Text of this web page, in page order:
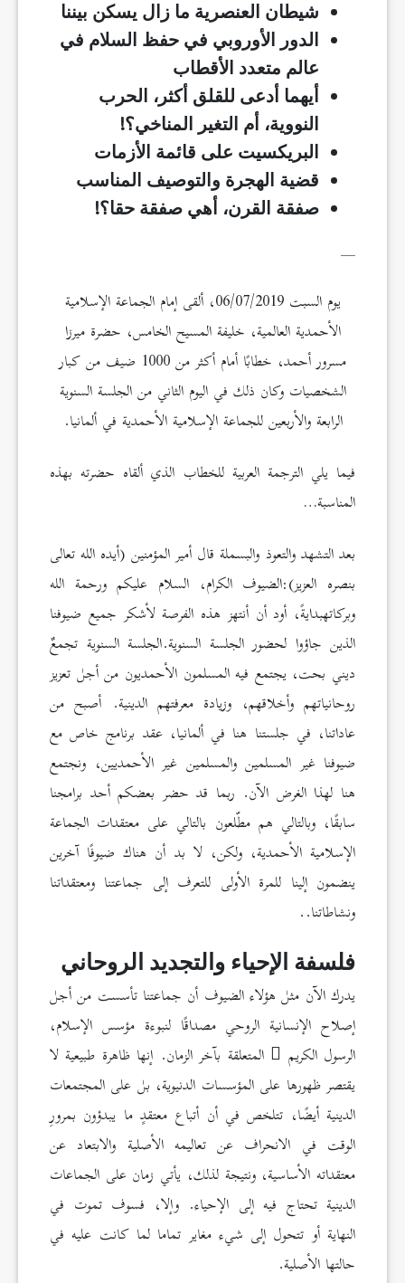
شيطان العنصرية ما زال يسكن بيننا
الدور الأوروبي في حفظ السلام في
عالم متعدد الأقطاب
أيهما أدعى للقلق أكثر، الحرب
النووية، أم التغير المناخي؟!
البريكسيت على قائمة الأزمات
قضية الهجرة والتوصيف المناسب
صفقة القرن، أهي صفقة حقا؟!
__
يوم السبت 06/07/2019، ألقى إمام الجماعة الإسلامية
الأحمدية العالمية، خليفة المسيح الخامس، حضرة ميرزا
مسرور أحمد، خطابًا أمام أكثر من 1000 ضيف من كبار
الشخصيات وكان ذلك في اليوم الثاني من الجلسة السنوية
الرابعة والأربعين للجماعة الإسلامية الأحمدية في ألمانيا.
فيما يلي الترجمة العربية للخطاب الذي ألقاه حضرته بهذه
المناسبة…
بعد التشهد والتعوذ والبسملة قال أمير المؤمنين (أيده الله تعالى
بنصره العزيز):الضيوف الكرام، السلام عليكم ورحمة الله
وبركاتهبدايةً، أود أن أنتهز هذه الفرصة لأشكر جميع ضيوفنا
الذين جاؤوا لحضور الجلسة السنوية.الجلسة السنوية تجمعٌ
ديني بحت، يجتمع فيه المسلمون الأحمديون من أجل تعزيز
روحانياتهم وأخلاقهم، وزيادة معرفتهم الدينية. أصبح من
عاداتنا، في جلستنا هنا في ألمانيا، عقد برنامج خاص مع
ضيوفنا غير المسلمين والمسلمين غير الأحمديين، ونجتمع
هنا لهذا الغرض الآن. ربما قد حضر بعضكم أحد برامجنا
سابقًا، وبالتالي هم مطّلعون بالتالي على معتقدات الجماعة
الإسلامية الأحمدية، ولكن، لا بد أن هناك ضيوفًا آخرين
ينضمون إلينا للمرة الأولى للتعرف إلى جماعتنا ومعتقداتنا
ونشاطاتنا..
فلسفة الإحياء والتجديد الروحاني
يدرك الآن مثل هؤلاء الضيوف أن جماعتنا تأسست من أجل
إصلاح الإنسانية الروحي مصداقًا لنبوءة مؤسس الإسلام،
الرسول الكريم
المتعلقة بآخر الزمان. إنها ظاهرة طبيعية لا
يقتصر ظهورها على المؤسسات الدنيوية، بل على المجتمعات
الدينية أيضًا، تتلخص في أن أتباع معتقدٍ ما يبدؤون بمرورِ
الوقت في الانحراف عن تعاليمه الأصلية والابتعاد عن
معتقداته الأساسية، ونتيجة لذلك، يأتي زمان على الجماعات
الدينية تحتاج فيه إلى الإحياء. وإلا، فسوف تموت في
النهاية أو تتحول إلى شيء مغاير تماما لما كانت عليه في
حالتها الأصلية.